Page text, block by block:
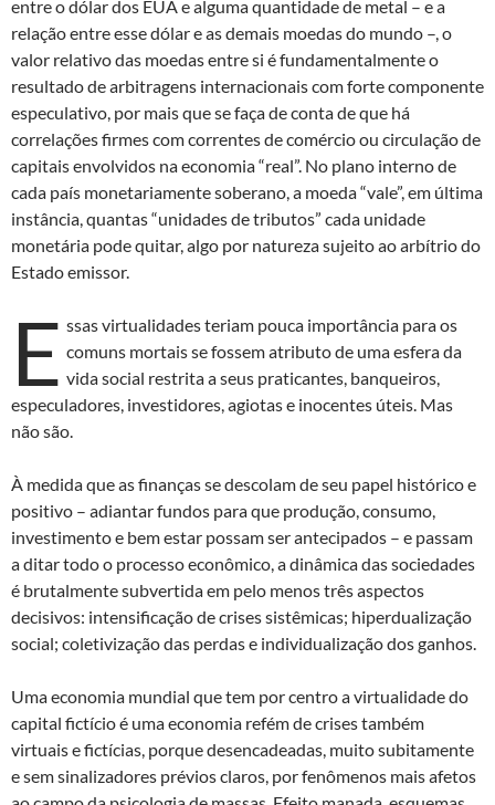
entre o dólar dos EUA e alguma quantidade de metal – e a
relação entre esse dólar e as demais moedas do mundo –, o
valor relativo das moedas entre si é fundamentalmente o
resultado de arbitragens internacionais com forte componente
especulativo, por mais que se faça de conta de que há
correlações firmes com correntes de comércio ou circulação de
capitais envolvidos na economia “real”. No plano interno de
cada país monetariamente soberano, a moeda “vale”, em última
instância, quantas “unidades de tributos” cada unidade
monetária pode quitar, algo por natureza sujeito ao arbítrio do
Estado emissor.
E ssas virtualidades teriam pouca importância para os
comuns mortais se fossem atributo de uma esfera da
vida social restrita a seus praticantes, banqueiros,
especuladores, investidores, agiotas e inocentes úteis. Mas
não são.
À medida que as finanças se descolam de seu papel histórico e
positivo – adiantar fundos para que produção, consumo,
investimento e bem estar possam ser antecipados – e passam
a ditar todo o processo econômico, a dinâmica das sociedades
é brutalmente subvertida em pelo menos três aspectos
decisivos: intensificação de crises sistêmicas; hiperdualização
social; coletivização das perdas e individualização dos ganhos.
Uma economia mundial que tem por centro a virtualidade do
capital fictício é uma economia refém de crises também
virtuais e fictícias, porque desencadeadas, muito subitamente
e sem sinalizadores prévios claros, por fenômenos mais afetos